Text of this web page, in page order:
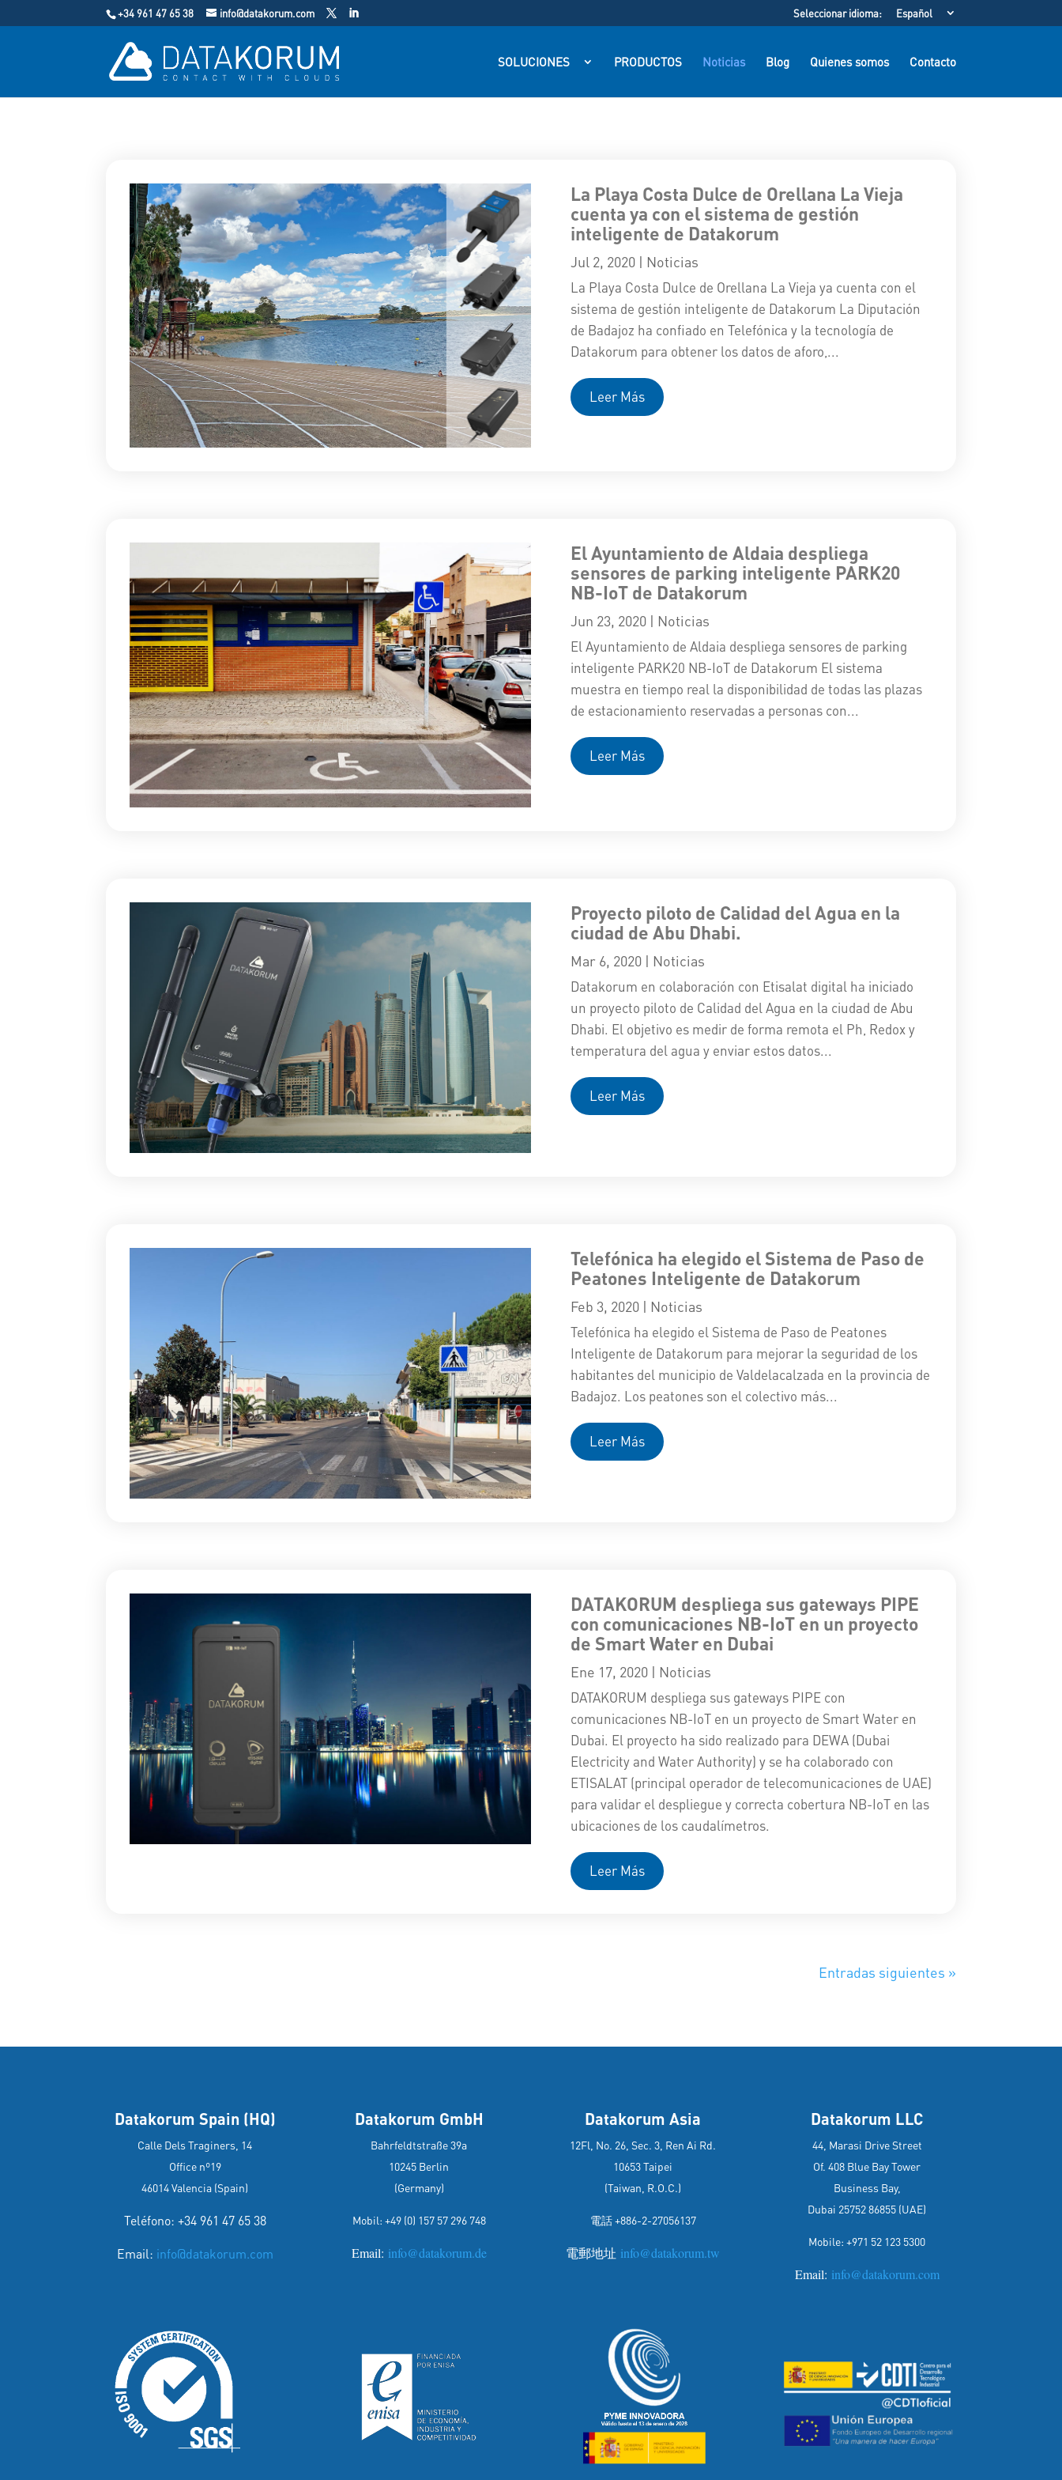
+34 961 47 65 38 info@datakorum.com Seleccionar idioma: Español
SOLUCIONES PRODUCTOS Noticias Blog Quienes somos Contacto
La Playa Costa Dulce de Orellana La Vieja
cuenta ya con el sistema de gestión
inteligente de Datakorum
Jul 2, 2020 | Noticias
La Playa Costa Dulce de Orellana La Vieja ya cuenta con el
sistema de gestión inteligente de Datakorum La Diputación
de Badajoz ha confiado en Telefónica y la tecnología de
Datakorum para obtener los datos de aforo,...
Leer Más
El Ayuntamiento de Aldaia despliega
sensores de parking inteligente PARK20
NB-IoT de Datakorum
Jun 23, 2020 | Noticias
El Ayuntamiento de Aldaia despliega sensores de parking
inteligente PARK20 NB-IoT de Datakorum El sistema
muestra en tiempo real la disponibilidad de todas las plazas
de estacionamiento reservadas a personas con...
Leer Más
Proyecto piloto de Calidad del Agua en la
ciudad de Abu Dhabi.
Mar 6, 2020 | Noticias
Datakorum en colaboración con Etisalat digital ha iniciado
un proyecto piloto de Calidad del Agua en la ciudad de Abu
Dhabi. El objetivo es medir de forma remota el Ph, Redox y
temperatura del agua y enviar estos datos...
Leer Más
Telefónica ha elegido el Sistema de Paso de
Peatones Inteligente de Datakorum
Feb 3, 2020 | Noticias
Telefónica ha elegido el Sistema de Paso de Peatones
Inteligente de Datakorum para mejorar la seguridad de los
habitantes del municipio de Valdelacalzada en la provincia de
Badajoz. Los peatones son el colectivo más...
Leer Más
DATAKORUM despliega sus gateways PIPE
con comunicaciones NB-IoT en un proyecto
de Smart Water en Dubai
Ene 17, 2020 | Noticias
DATAKORUM despliega sus gateways PIPE con
comunicaciones NB-IoT en un proyecto de Smart Water en
Dubai. El proyecto ha sido realizado para DEWA (Dubai
Electricity and Water Authority) y se ha colaborado con
ETISALAT (principal operador de telecomunicaciones de UAE)
para validar el despliegue y correcta cobertura NB-IoT en las
ubicaciones de los caudalímetros.
Leer Más
Entradas siguientes »
Datakorum Spain (HQ)
Calle Dels Traginers, 14
Office nº19
46014 Valencia (Spain)
Teléfono: +34 961 47 65 38
Email: info@datakorum.com
Datakorum GmbH
Bahrfeldtstraße 39a
10245 Berlin
(Germany)
Mobil: +49 (0) 157 57 296 748
Email: info@datakorum.de
Datakorum Asia
12Fl, No. 26, Sec. 3, Ren Ai Rd.
10653 Taipei
(Taiwan, R.O.C.)
電話 +886-2-27056137
電郵地址 info@datakorum.tw
Datakorum LLC
44, Marasi Drive Street
Of. 408 Blue Bay Tower
Business Bay,
Dubai 25752 86855 (UAE)
Mobile: +971 52 123 5300
Email: info@datakorum.com